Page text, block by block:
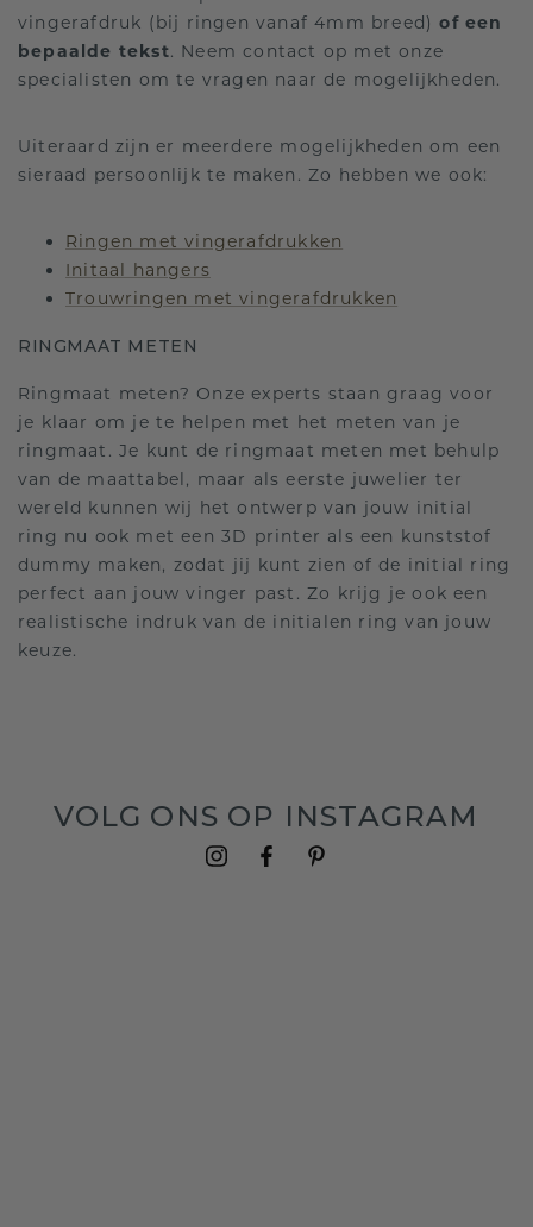
vingerafdruk (bij ringen vanaf 4mm breed)of een
bepaalde tekst. Neem contact op met onze
specialisten om te vragen naar de mogelijkheden.
Uiteraard zijn er meerdere mogelijkheden om een
sieraad persoonlijk te maken. Zo hebben we ook:
Ringen met vingerafdrukken
Initaal hangers
Trouwringen met vingerafdrukken
RINGMAAT METEN
Ringmaat meten? Onze experts staan graag voor
je klaar om je te helpen met het meten van je
ringmaat. Je kunt de ringmaat meten met behulp
van de maattabel, maar als eerste juwelier ter
wereld kunnen wij het ontwerp van jouw initial
ring nu ook met een 3D printer als een kunststof
dummy maken, zodat jij kunt zien of de initial ring
perfect aan jouw vinger past. Zo krijg je ook een
realistische indruk van de initialen ring van jouw
keuze.
VOLG ONS OP INSTAGRAM